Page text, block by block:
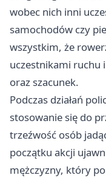
wobec nich inni
samochodów czy
wszystkim, że
uczestnikami ruchu
oraz szacunek.
Podczas działań
stosowanie się do
trzeźwość osób
początku akcji
mężczyzny, który